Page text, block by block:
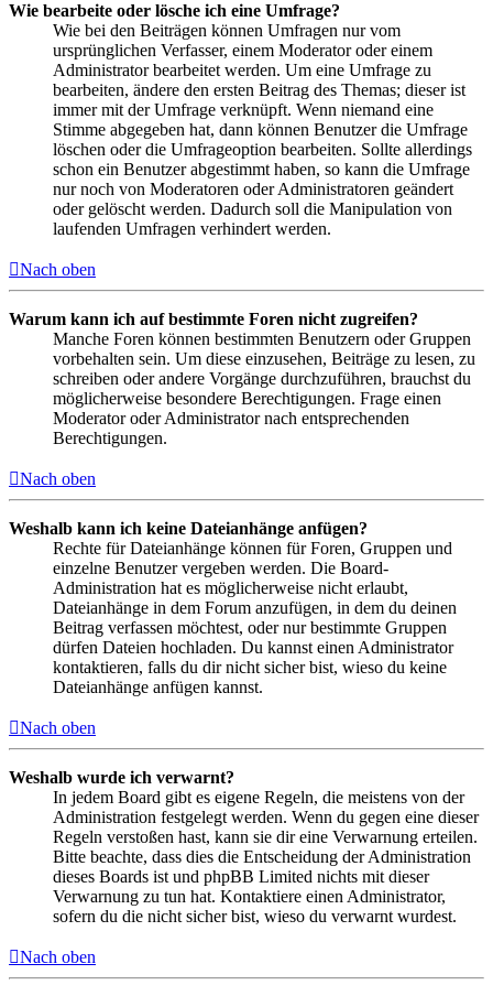
Wie bearbeite oder lösche ich eine Umfrage?
Wie bei den Beiträgen können Umfragen nur vom
ursprünglichen Verfasser, einem Moderator oder einem
Administrator bearbeitet werden. Um eine Umfrage zu
bearbeiten, ändere den ersten Beitrag des Themas; dieser ist
immer mit der Umfrage verknüpft. Wenn niemand eine
Stimme abgegeben hat, dann können Benutzer die Umfrage
löschen oder die Umfrageoption bearbeiten. Sollte allerdings
schon ein Benutzer abgestimmt haben, so kann die Umfrage
nur noch von Moderatoren oder Administratoren geändert
oder gelöscht werden. Dadurch soll die Manipulation von
laufenden Umfragen verhindert werden.
Nach oben
Warum kann ich auf bestimmte Foren nicht zugreifen?
Manche Foren können bestimmten Benutzern oder Gruppen
vorbehalten sein. Um diese einzusehen, Beiträge zu lesen, zu
schreiben oder andere Vorgänge durchzuführen, brauchst du
möglicherweise besondere Berechtigungen. Frage einen
Moderator oder Administrator nach entsprechenden
Berechtigungen.
Nach oben
Weshalb kann ich keine Dateianhänge anfügen?
Rechte für Dateianhänge können für Foren, Gruppen und
einzelne Benutzer vergeben werden. Die Board-
Administration hat es möglicherweise nicht erlaubt,
Dateianhänge in dem Forum anzufügen, in dem du deinen
Beitrag verfassen möchtest, oder nur bestimmte Gruppen
dürfen Dateien hochladen. Du kannst einen Administrator
kontaktieren, falls du dir nicht sicher bist, wieso du keine
Dateianhänge anfügen kannst.
Nach oben
Weshalb wurde ich verwarnt?
In jedem Board gibt es eigene Regeln, die meistens von der
Administration festgelegt werden. Wenn du gegen eine dieser
Regeln verstoßen hast, kann sie dir eine Verwarnung erteilen.
Bitte beachte, dass dies die Entscheidung der Administration
dieses Boards ist und phpBB Limited nichts mit dieser
Verwarnung zu tun hat. Kontaktiere einen Administrator,
sofern du die nicht sicher bist, wieso du verwarnt wurdest.
Nach oben